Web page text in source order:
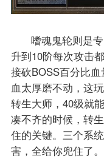
嗜魂鬼轮则是
升到10阶每次攻击
接砍BOSS百分比
血太厚磨不动，这
转生大师，40级就
凑不齐的时候，转
住的关键。三个系
害，全给你兜住了。